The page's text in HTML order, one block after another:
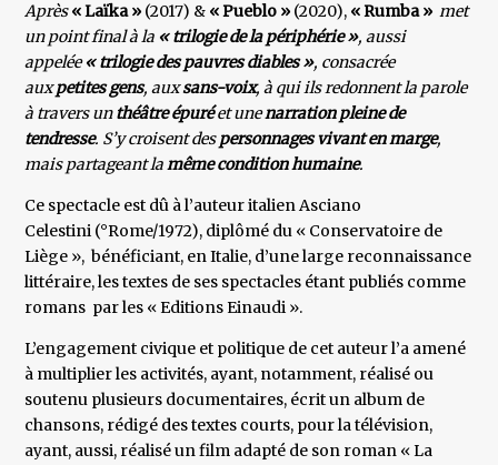
Après« Laïka » (2017) & « Pueblo » (2020), « Rumba » met
un point final à la « trilogie de la périphérie », aussi
appelée« trilogie des pauvres diables », consacrée
auxpetites gens, auxsans-voix, à qui ils redonnent la parole
à travers unthéâtre épuréet unenarration pleine de
tendresse. S’y croisent despersonnages vivant en marge,
mais partageant lamêmecondition humaine.
Ce spectacle est dû à l’auteur italien Asciano
Celestini (°Rome/1972), diplômé du « Conservatoire de
Liège », bénéficiant, en Italie, d’une large reconnaissance
littéraire, les textes de ses spectacles étant publiés comme
romans par les « Editions Einaudi ».
L’engagement civique et politique de cet auteur l’a amené
à multiplier les activités, ayant, notamment, réalisé ou
soutenu plusieurs documentaires, écrit un album de
chansons, rédigé des textes courts, pour la télévision,
ayant, aussi, réalisé un film adapté de son roman « La